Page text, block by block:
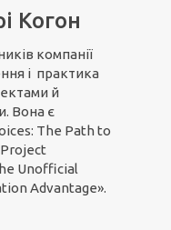
Когон
компанії
і практика
й
Вона є
The Path to
Unofficial
Advantage».